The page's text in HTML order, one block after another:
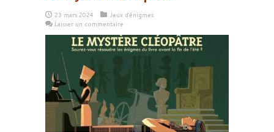
23 mars 2024
Jeux d'énigmes
Laisser un commentaire